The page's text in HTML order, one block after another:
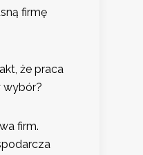
firmę
że praca
wybór?
firm.